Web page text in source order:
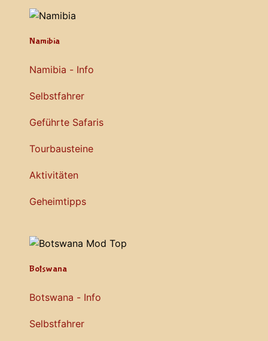
Namibia
Namibia - Info
Selbstfahrer
Geführte Safaris
Tourbausteine
Aktivitäten
Geheimtipps
Botswana
Botswana - Info
Selbstfahrer